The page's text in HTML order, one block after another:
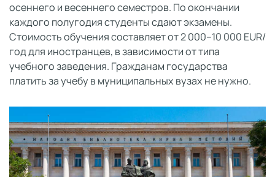
осеннего и весеннего семестров. По окончании
каждого полугодия студенты сдают экзамены.
Стоимость обучения составляет от 2 000–10 000 EUR/
год для иностранцев, в зависимости от типа
учебного заведения. Гражданам государства
платить за учебу в муниципальных вузах не нужно.